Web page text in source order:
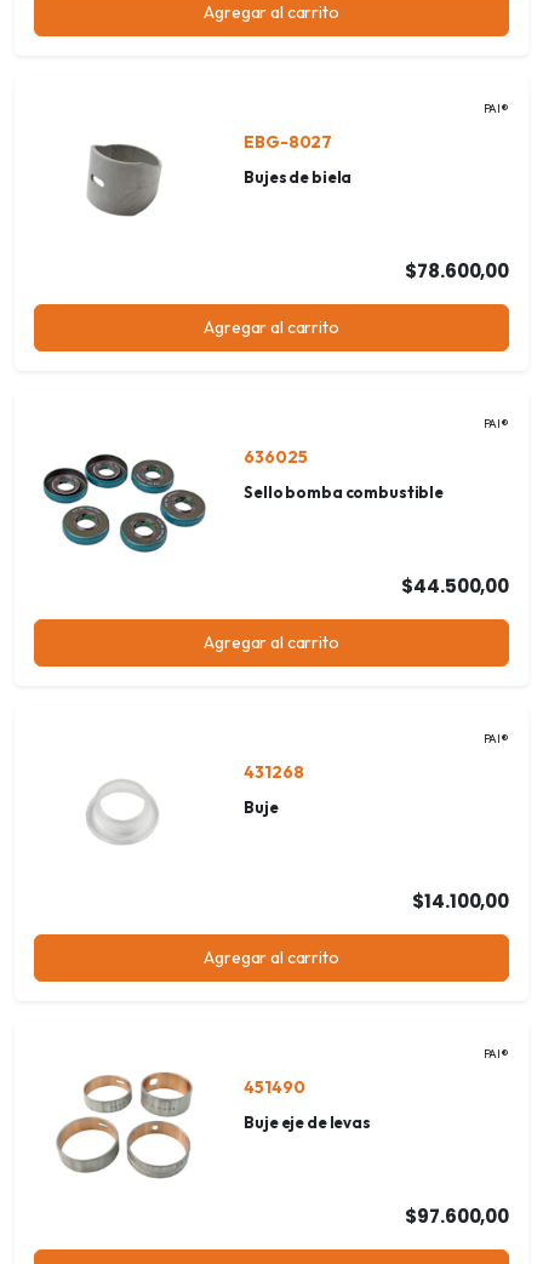
Agregar al carrito
PAI®
EBG-8027
Bujes de biela
$78.600,00
Agregar al carrito
PAI®
636025
Sello bomba combustible
$44.500,00
Agregar al carrito
PAI®
431268
Buje
$14.100,00
Agregar al carrito
PAI®
451490
Buje eje de levas
$97.600,00